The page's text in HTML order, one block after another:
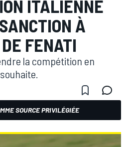
ITALIENNE
À
FENATI
la compétition en
SOURCE PRIVILÉGIÉE